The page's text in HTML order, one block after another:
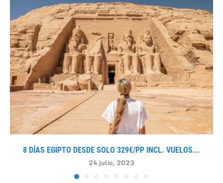
8 DÍAS EGIPTO DESDE SOLO 329€/PP INCL. VUELOS...
24 julio, 2023